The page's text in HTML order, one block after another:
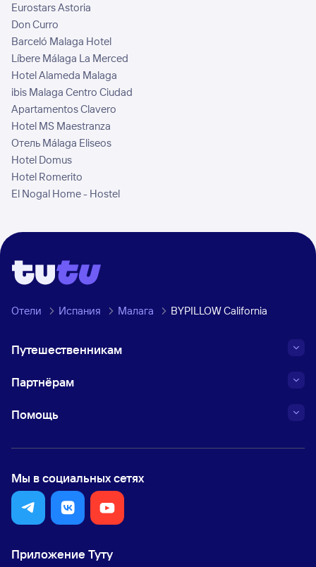
Eurostars Astoria
Don Curro
Barceló Malaga Hotel
Líbere Málaga La Merced
Hotel Alameda Malaga
ibis Malaga Centro Ciudad
Apartamentos Clavero
Hotel MS Maestranza
Отель Málaga Eliseos
Hotel Domus
Hotel Romerito
El Nogal Home - Hostel
Отели Испания Малага BYPILLOW California
Путешественникам
Партнёрам
Помощь
Мы в социальных сетях
Приложение Туту